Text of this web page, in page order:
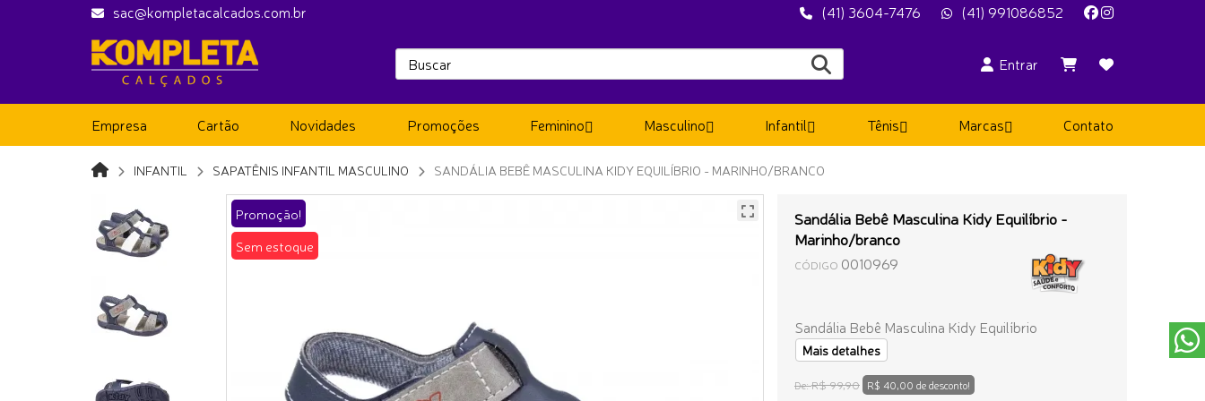
sac@kompletacalcados.com.br (41) 3604-7476 (41) 991086852
Entrar
Empresa Cartão Novidades Promoções Feminino Masculino Infantil Tênis Marcas Contato
INFANTIL SAPATÊNIS INFANTIL MASCULINO SANDÁLIA BEBÊ MASCULINA KIDY EQUILÍBRIO - MARINHO/BRANCO
Promoção!
Sem estoque
Sandália Bebê Masculina Kidy Equilíbrio -
Marinho/branco
CÓDIGO 0010969
Sandália Bebê Masculina Kidy Equilíbrio
Mais detalhes
De:R$ 99,90 R$ 40,00 de desconto!